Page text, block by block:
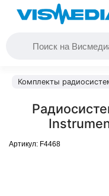
Комплекты
Артикул: F4468